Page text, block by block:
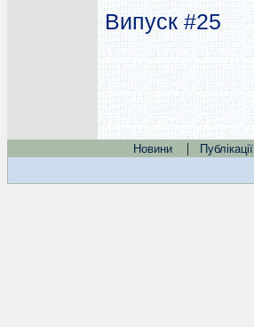
Випуск #25
Новини | Публікації